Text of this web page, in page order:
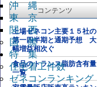
沖 縄
東 京
関 西
国 際
特 集
住宅着工件数
ゼネコンランキング
コンテンツ
上場ゼネコン主要１５社の
第一四半期と通期予想 大
幅増益相次ぐ
食品のトランス脂肪含有量
一覧